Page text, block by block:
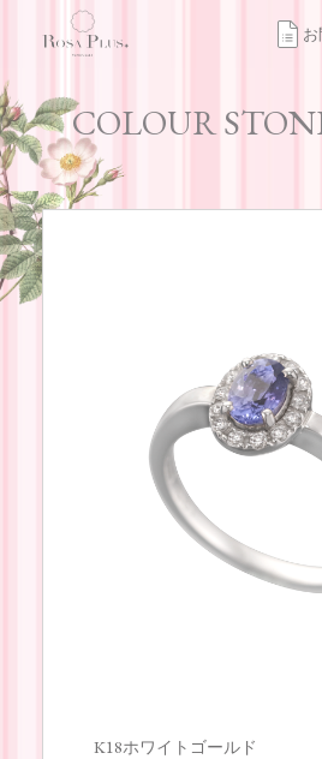
HOME
TOPICS
ITEMS
ACCESS
CONTACT
ONLINE SHOP
COLOUR
K18ホワイトゴールド